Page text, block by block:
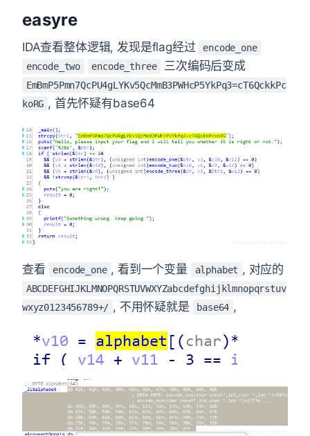
easyre
IDA查看整体逻辑, 发现是flag经过
encode_one
encode_two
encode_three 三次编码后变成
EmBmP5Pmn7QcPU4gLYKv5QcMmB3PWHcP5YkPq3=cT6QckkPc
koRG , 首先怀疑有base64
查看 encode_one , 看到一个变量 alphabet , 对应的
ABCDEFGHIJKLMNOPQRSTUVWXYZabcdefghijklmnopqrstuv
wxyz0123456789+/ , 不用怀疑就是 base64 ,